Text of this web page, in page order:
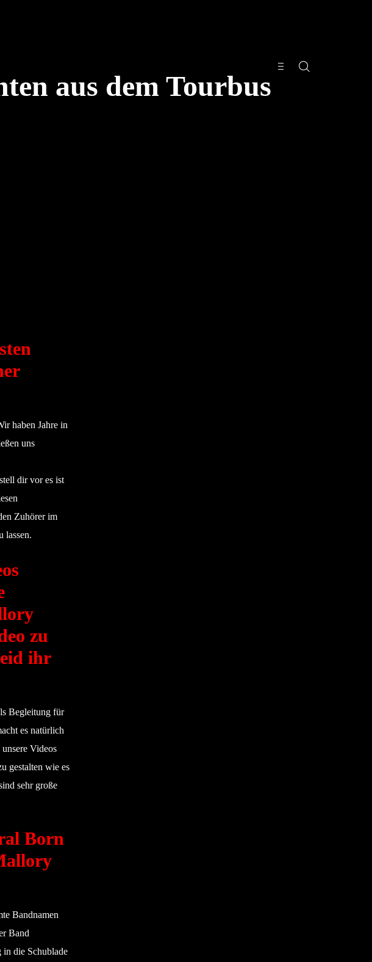
aus dem Tourbus
haben Jahre in
uns
dir vor es ist
Zuhörer im
lassen.
zu
ihr
Begleitung für
es natürlich
Videos
gestalten wie es
sehr große
Born
Bandnamen
Band
die Schublade